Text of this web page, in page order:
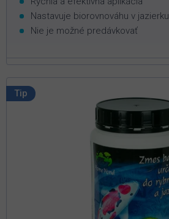
Nastavuje biorovnováhu v jazierku
Nie je možné predávkovať
Tip